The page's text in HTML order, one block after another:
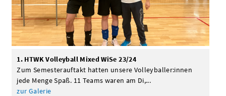
1. HTWK Volleyball Mixed WiSe 23/24
Zum Semesterauftakt hatten unsere Volleyballer:innen
jede Menge Spaß. 11 Teams waren am Di,...
zur Galerie